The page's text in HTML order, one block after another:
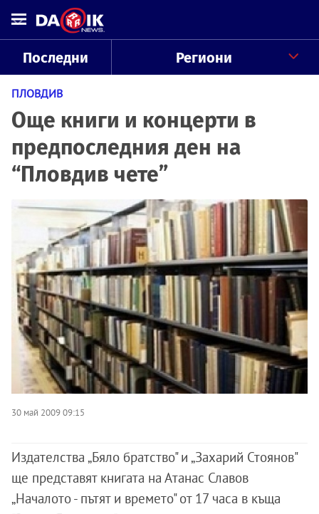
Последни Региони
ПЛОВДИВ
Още книги и концерти в
предпоследния ден на
“Пловдив чете”
30 май 2009 09:15
Издателства „Бяло братство" и „Захарий Стоянов"
ще представят книгата на Атанас Славов
„Началото - пътят и времето" от 17 часа в къща